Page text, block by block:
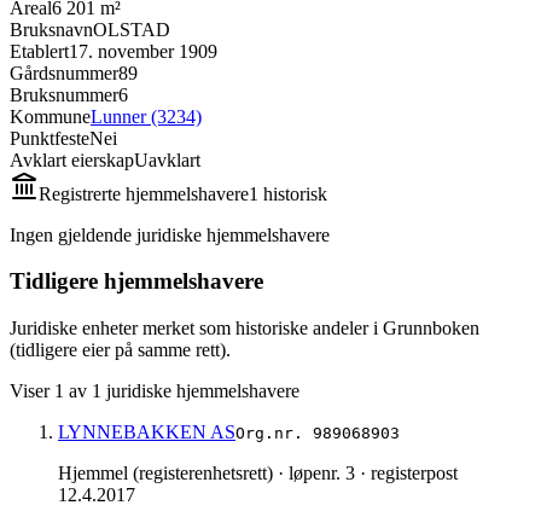
Areal6 201 m²
BruksnavnOLSTAD
Etablert17. november 1909
Gårdsnummer89
Bruksnummer6
KommuneLunner (3234)
PunktfesteNei
Avklart eierskapUavklart
Registrerte hjemmelshavere1 historisk
Ingen gjeldende juridiske hjemmelshavere
Tidligere hjemmelshavere
Juridiske enheter merket som historiske andeler i Grunnboken
(tidligere eier på samme rett).
Viser 1 av 1 juridiske hjemmelshavere
LYNNEBAKKEN ASOrg.nr. 989068903
Hjemmel (registerenhetsrett) · løpenr. 3 · registerpost
12.4.2017